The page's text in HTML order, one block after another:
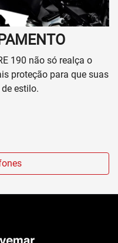
190 não só realça o
proteção para que suas
estilo.